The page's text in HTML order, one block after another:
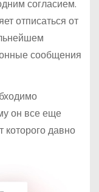
согласием.
отписаться от
сообщения
он все еще
которого давно